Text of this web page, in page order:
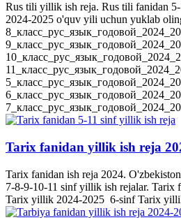
Rus tili yillik ish reja. Rus tili fanidan
2024-2025 o'quv yili uchun yuklab
Tarix fanidan yillik ish reja
Tarix fanidan ish reja 2024.
7-8-9-10-11 sinf yillik ish rejalar. Tarix
Tarix yillik 2024-2025 6-sinf Tarix